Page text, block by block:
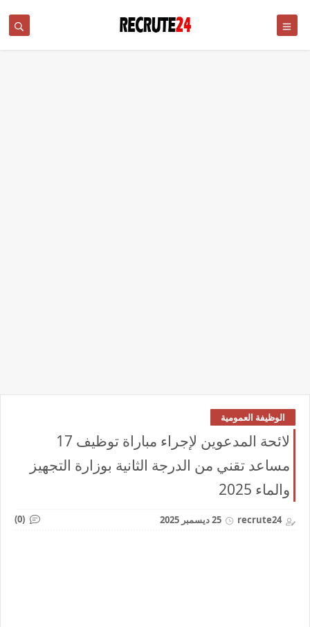
الوظيفة العمومية
لائحة المدعوين لإجراء مباراة توظيف 17
مساعد تقني من الدرجة الثانية بوزارة التجهيز
والماء 2025
recrute24 25 ديسمبر 2025 (0)